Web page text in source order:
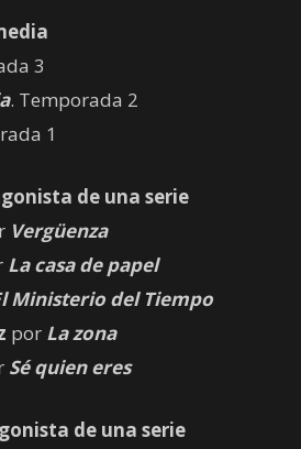
3
. Temporada 2
1
de una serie
Vergüenza
La casa de papel
Ministerio del Tiempo
por La zona
Sé quien eres
de una serie